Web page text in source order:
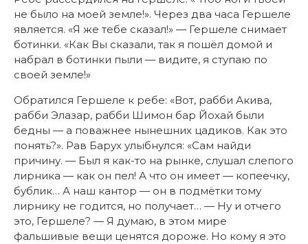
не было на моей земле!». Через два часа Гершеле
является. «Я же тебе сказал!» — Гершеле снимает
ботинки. «Как Вы сказали, так я пошёл домой и
набрал в ботинки пыли — видите, я ступаю по
своей земле!»
Обратился Гершеле к ребе: «Вот, рабби Акива,
рабби Элазар, рабби Шимон бар Йохай были
бедны — а поважнее нынешних цадиков. Как это
понять?». Рав Барух улыбнулся: «Сам найди
причину. — Был я как-то на рынке, слушал слепого
лирника — как он пел! А что он имеет — копеечку,
бублик… А наш кантор — он в подмётки тому
лирнику не годится, но получает… — Ну и отчего
это, Гершеле? — Я думаю, в этом мире
фальшивые вещи ценятся дороже. Но кому я это